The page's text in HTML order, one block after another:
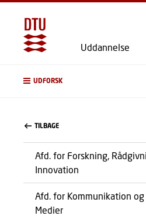
Uddannelse
UDFORSK
TILBAGE
Afd. for Forskning,
Innovation
Afd. for Kommunikation og
Medier